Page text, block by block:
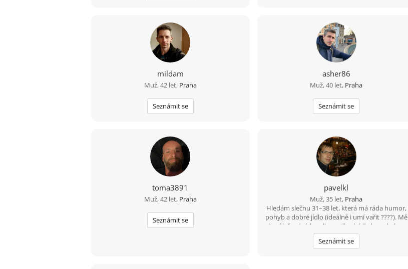
mildam
Muž, 42 let, Praha
Seznámit se
asher86
Muž, 40 let, Praha
Seznámit se
toma3891
Muž, 42 let, Praha
Seznámit se
pavelkl
Muž, 35 let, Praha
Hledám slečnu 31–38 let, která má ráda humor,
pohyb a dobré jídlo (ideálně i umí vařit ????). Mě
baví lyžování, bowling a dlouhé jízdy na kole –
80 km beru jako výzvu, ne utrpení. Hledám
někoho, s kým bude fajn nejen na výletě, ale i
Seznámit se